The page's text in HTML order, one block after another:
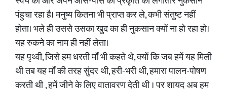
पंहुचा रहा है। मनुष्य कितना भी प्राप्त कर ले, कभी संतुष्ट नहीं
होता। भले ही उससे उसका खुद का ही नुकसान क्यों ना हो रहा हो।
यह रुकने का नाम ही नहीं लेता।
यह पृथ्वी, जिसे हम धरती माँ भी कहते थे, क्यों कि जब हमें यह मिली
थी तब यह माँ की तरह सुंदर थी, हरी-भरी थी, हमारा पालन-पोषण
करती थी , हमें जीने के लिए वातावरण देती थी । पर शायद अब हम